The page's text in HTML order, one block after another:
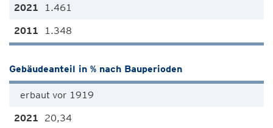
1.461
1.348
Gebäudeanteil in % nach Bauperioden
erbaut vor 1919
20,34